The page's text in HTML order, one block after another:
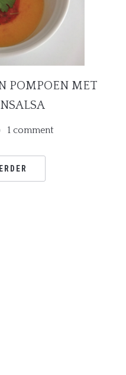
POMPOEN MET
1 comment